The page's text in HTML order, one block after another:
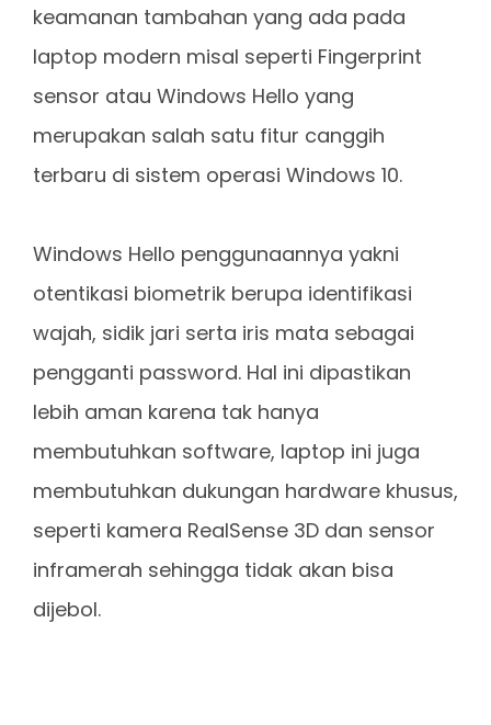
keamanan tambahan yang ada pada
laptop modern misal seperti Fingerprint
sensor atau Windows Hello yang
merupakan salah satu fitur canggih
terbaru di sistem operasi Windows 10.
Windows Hello penggunaannya yakni
otentikasi biometrik berupa identifikasi
wajah, sidik jari serta iris mata sebagai
pengganti password. Hal ini dipastikan
lebih aman karena tak hanya
membutuhkan software, laptop ini juga
membutuhkan dukungan hardware khusus,
seperti kamera RealSense 3D dan sensor
inframerah sehingga tidak akan bisa
dijebol.